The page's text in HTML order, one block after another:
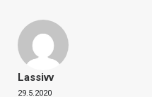
Lassivv
29.5.2020